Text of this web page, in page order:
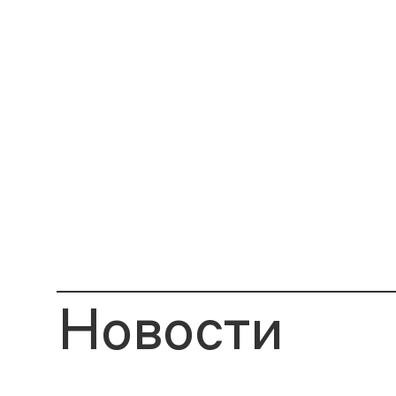
Новости